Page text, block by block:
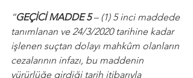
“GEÇİCİ MADDE 5 – (1) 5 inci maddede
tanımlanan ve 24/3/2020 tarihine kadar
işlenen suçtan dolayı mahkûm olanların
cezalarının infazı, bu maddenin
yürürlüğe girdiği tarih itibarıyla